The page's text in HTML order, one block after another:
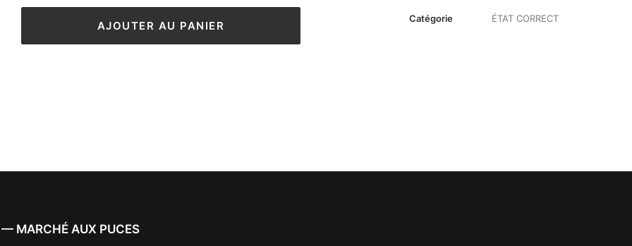
AJOUTER AU PANIER
Catégorie ÉTAT CORRECT
— MARCHÉ AUX PUCES